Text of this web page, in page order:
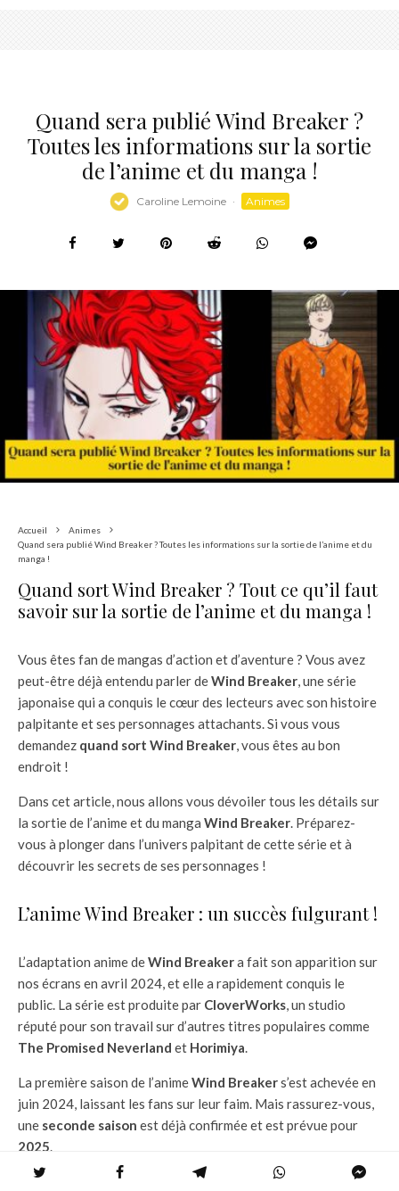
Quand sera publié Wind Breaker ?
Toutes les informations sur la sortie
de l’anime et du manga !
Caroline Lemoine · Animes
Accueil
Animes
Quand sera publié Wind Breaker ? Toutes les informations sur la sortie de l’anime et du
manga !
Quand sort Wind Breaker ? Tout ce qu’il faut
savoir sur la sortie de l’anime et du manga !
Vous êtes fan de mangas d’action et d’aventure ? Vous avez
peut-être déjà entendu parler deWind Breaker, une série
japonaise qui a conquis le cœur des lecteurs avec son histoire
palpitante et ses personnages attachants. Si vous vous
demandez quand sort Wind Breaker, vous êtes au bon
endroit !
Dans cet article, nous allons vous dévoiler tous les détails sur
la sortie de l’anime et du manga Wind Breaker. Préparez-
vous à plonger dans l’univers palpitant de cette série et à
découvrir les secrets de ses personnages !
L’anime Wind Breaker : un succès fulgurant !
L’adaptation anime deWind Breakera fait son apparition sur
nos écrans en avril 2024, et elle a rapidement conquis le
public. La série est produite par CloverWorks, un studio
réputé pour son travail sur d’autres titres populaires comme
The Promised Neverland et Horimiya.
La première saison de l’animeWind Breakers’est achevée en
juin 2024, laissant les fans sur leur faim. Mais rassurez-vous,
une seconde saison est déjà confirmée et est prévue pour
2025.